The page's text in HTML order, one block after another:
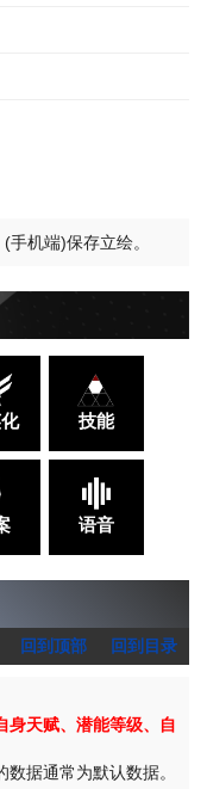
机端)保存立绘。
技能
语音
回到顶部 回到目录
身天赋、潜能等级、自
据通常为默认数据。